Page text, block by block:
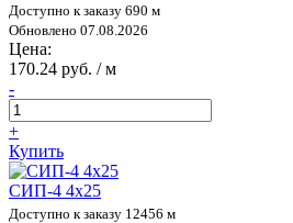
Доступно к заказу 690 м
Обновлено 07.08.2026
Цена:
170.24 руб. / м
-
+
Купить
СИП-4 4х25
Доступно к заказу 12456 м